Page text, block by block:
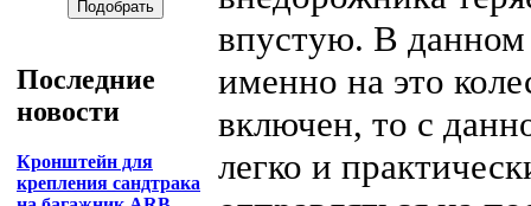
Последние
новости
Кронштейн для
крепления сандтрака
впустую. В данном
именно на это
включен, то с
легко и